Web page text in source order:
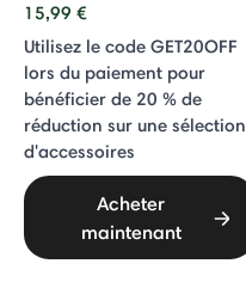
15,99 €
Utilisez le code GET20OFF
lors du paiement pour
bénéficier de 20 % de
réduction sur une sélection
d'accessoires
Acheter
maintenant